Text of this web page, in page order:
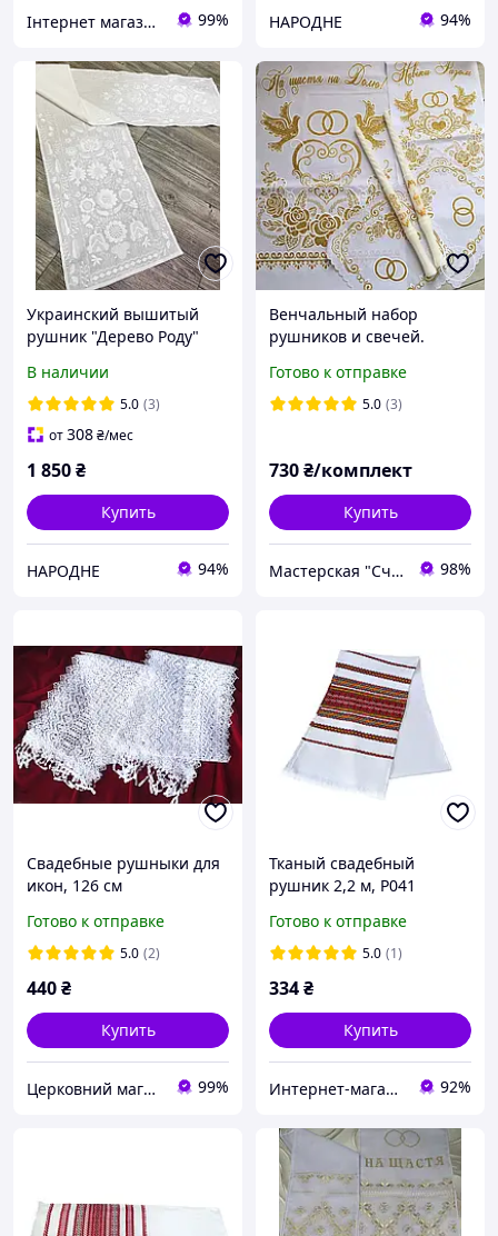
Інтернет магазин "Вишиванка.Nет" 99% НАРОДНЕ 94%
Украинский вышитый
рушник "Дерево Роду"
В наличии
5.0 (3)
от308₴/мес
1 850₴
Купить
НАРОДНЕ 94%
Венчальный набор
рушников и свечей.
Готово к отправке
5.0 (3)
730₴/комплект
Купить
Мастерская "Счастливы вместе" 98%
Свадебные рушныки для
икон, 126 см
Готово к отправке
5.0 (2)
440₴
Купить
Церковний магазин "Трикірій" 99%
Тканый свадебный
рушник 2,2 м, Р041
Готово к отправке
5.0 (1)
334₴
Купить
Интернет-магазин "Патриотика" 92%